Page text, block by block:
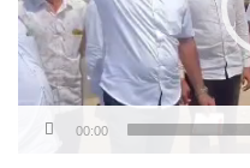
00:00